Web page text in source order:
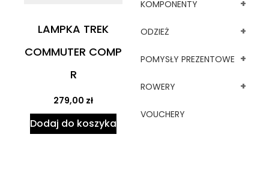
KOMPONENTY +
ODZIEŻ +
POMYSŁY PREZENTOWE +
ROWERY +
VOUCHERY
LAMPKA TREK
COMMUTER COMP
R
279,00 zł
Dodaj do koszyka